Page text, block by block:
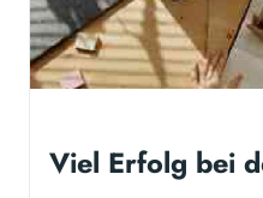
Viel Erfolg bei